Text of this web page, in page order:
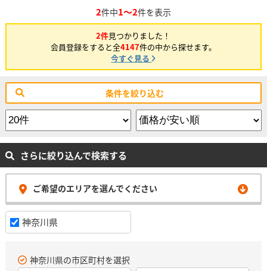
2件中1～2件を表示
2件見つかりました！
会員登録をすると全4147件の中から探せます。
今すぐ見る
条件を絞り込む
さらに絞り込んで検索する
ご希望のエリアを選んでください
神奈川県
神奈川県の市区町村を選択